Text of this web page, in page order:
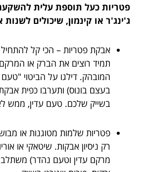
פטריות כעל תוספת עלית
ג'ינג'ר או קינמון, שיכולים
אבקת פטריות – הכי קל
תמיד רוצים את הברק או
המובהק. דילגו על הביטוי
בעצם בונוס) ותערבו כפית
בשייק שלכם. טעם עדין, ממש
פטריות שלמות מטוגנות או
רק ניסיון אבקות. שיטאקי או
מרקם עדין וטעם נהדר)